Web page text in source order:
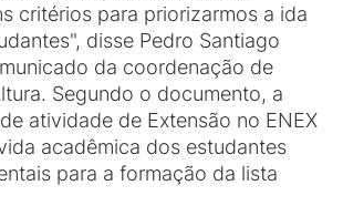
critérios para priorizarmos a ida
disse Pedro Santiago
da coordenação de
Segundo o documento, a
atividade de Extensão no ENEX
acadêmica dos estudantes
para a formação da lista